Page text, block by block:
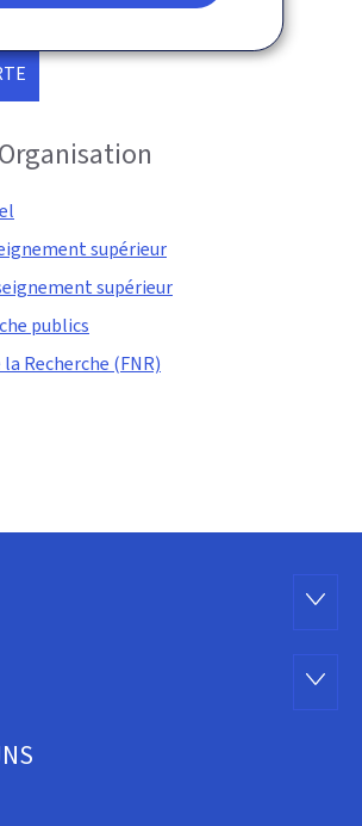
supérieur
supérieur
publics
Recherche (FNR)